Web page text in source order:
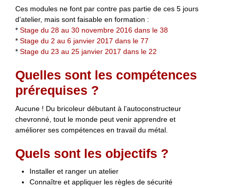
Ces modules ne font par contre pas partie de ces 5 jours
d’atelier, mais sont faisable en formation :
* Stage du 28 au 30 novembre 2016 dans le 38
* Stage du 2 au 6 janvier 2017 dans le 77
* Stage du 23 au 25 janvier 2017 dans le 22
Quelles sont les compétences
prérequises ?
Aucune ! Du bricoleur débutant à l’autoconstructeur
chevronné, tout le monde peut venir apprendre et
améliorer ses compétences en travail du métal.
Quels sont les objectifs ?
Installer et ranger un atelier
Connaître et appliquer les règles de sécurité